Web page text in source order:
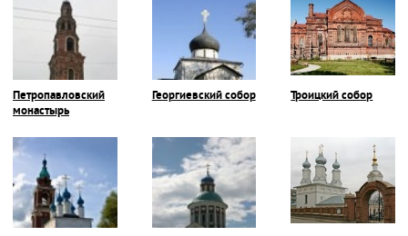
Петропавловский
монастырь
Георгиевский собор Троицкий собор